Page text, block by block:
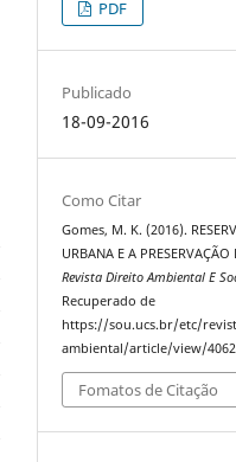
PDF
Publicado
18-09-2016
Como Citar
Gomes, M. K. (2016).
URBANA E A
Revista Direito Ambiental E
Recuperado de
https://sou.ucs.br/etc/
ambiental/article/view/4062
Fomatos de Citação